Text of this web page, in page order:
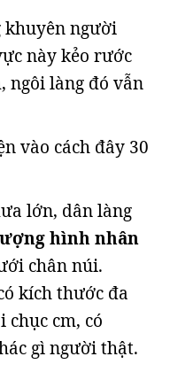
khuyên người
này kẻo rước
ngôi làng đó vẫn
vào cách đây 30
lớn, dân làng
hình nhân
chân núi.
kích thước đa
chục cm, có
gì người thật.